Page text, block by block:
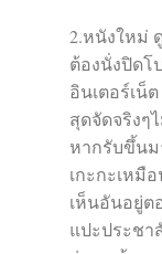
2.หนังใหม่
ต้องนั่งปิดโ
อินเตอร์เน็
สุดจัดจริงๆ
หากรับขึ้น
เกะกะเหมื
เห็นอันอยู่ต
แปะประชา